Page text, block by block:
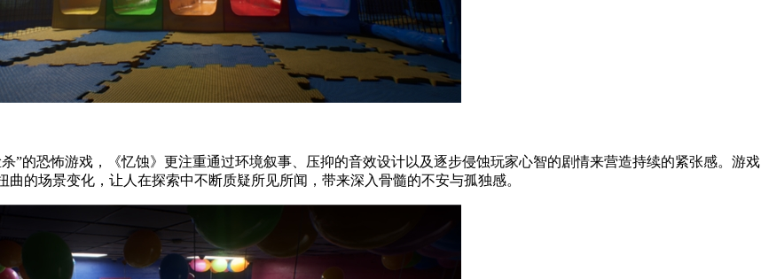
”的恐怖游戏，《忆蚀》更注重通过环境叙事、压抑的音效设计以及逐步侵蚀玩家心智的剧情来营造持续的紧张感。游戏
的场景变化，让人在探索中不断质疑所见所闻，带来深入骨髓的不安与孤独感。